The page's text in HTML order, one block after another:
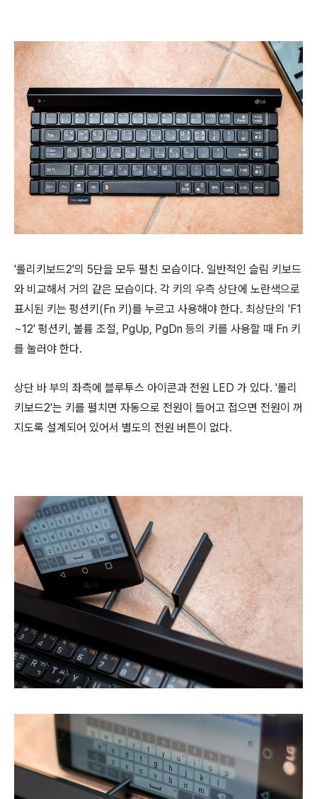
'롤리키보드2'의 5단을 모두 펼친 모습이다. 일반적인 슬림 키보드
와 비교해서 거의 같은 모습이다. 각 키의 우측 상단에 노란색으로
표시된 키는 펑션키(Fn 키)를 누르고 사용해야 한다. 최상단의 'F1
~12' 펑션키, 볼륨 조절, PgUp, PgDn 등의 키를 사용할 때 Fn 키
를 눌러야 한다.
상단 바 부의 좌측에 블루투스 아이콘과 전원 LED 가 있다. '롤리
키보드2'는 키를 펼치면 자동으로 전원이 들어고 접으면 전원이 꺼
지도록 설계되어 있어서 별도의 전원 버튼이 없다.